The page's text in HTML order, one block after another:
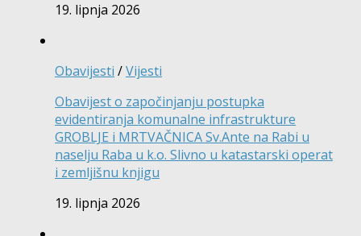
19. lipnja 2026
Obavijesti /Vijesti
Obavijest o započinjanju postupka
evidentiranja komunalne infrastrukture
GROBLJE i MRTVAČNICA Sv.Ante na Rabi u
naselju Raba u k.o. Slivno u katastarski operat
i zemljišnu knjigu
19. lipnja 2026